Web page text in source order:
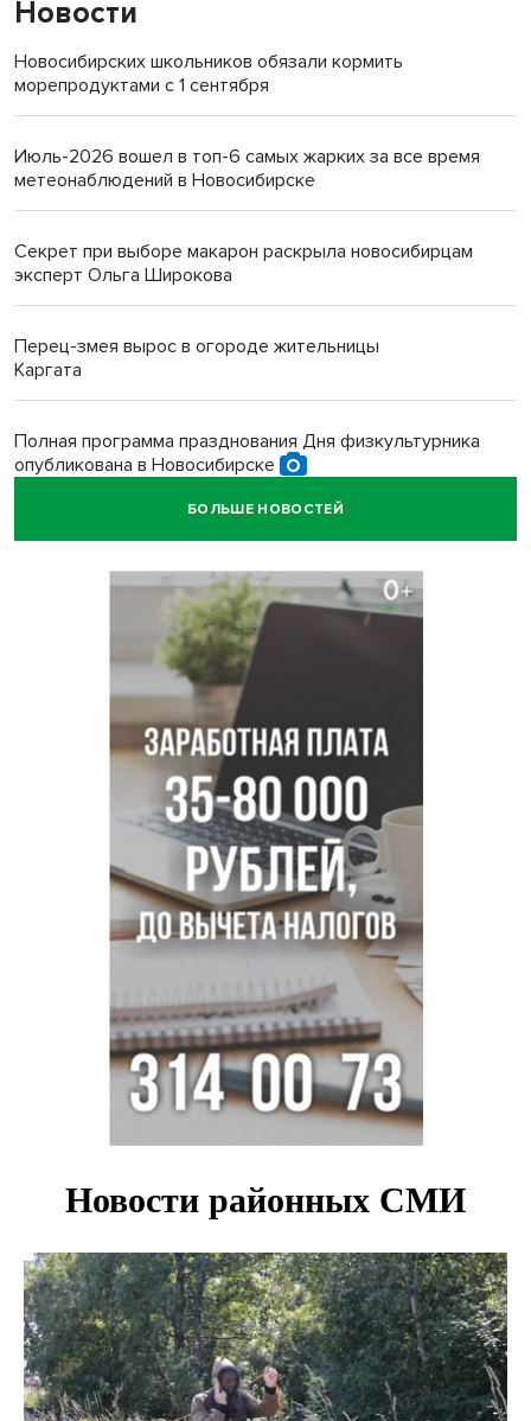
Новости
Новосибирских школьников обязали кормить
морепродуктами с 1 сентября
Июль-2026 вошел в топ-6 самых жарких за все время
метеонаблюдений в Новосибирске
Секрет при выборе макарон раскрыла новосибирцам
эксперт Ольга Широкова
Перец-змея вырос в огороде жительницы
Каргата
Полная программа празднования Дня физкультурника
опубликована в Новосибирске
Прогноз погоды на 8-9 августа в Новосибирске сделали
Площадки для контроля перегруза начали строить на
въездах в Новосибирск
Дольщики долгостроя на Титова в Новосибирске
получили ключи от квартир
Доля рыночной ипотеки в России превысила 50% по
итогам июля 2026 года
БОЛЬШЕ НОВОСТЕЙ